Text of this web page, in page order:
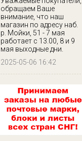
обращаем Ваше
внимание, что наш
магазин по адресу наб.
р. Мойки, 51 - 7 мая
работает с 13.00, 8 и 9
мая выходные дни.
2025-05-06 16:42